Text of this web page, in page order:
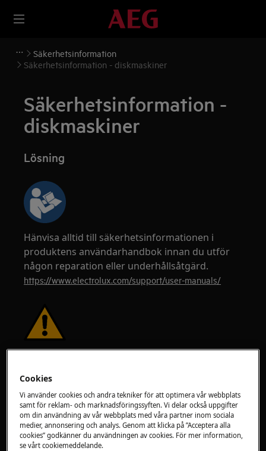
Säkerhetsinformation
Säkerhetsinformation - diskmaskiner
Säkerhetsinformation -
diskmaskiner
Lösning
Hänvisa alltid till säkerhetsinformationen i
produktens användarhandbok innan du utför
någon reparation eller underhållsåtgärd.
https://www.electrolux.com/support/user-manuals/
VARNING!RISK FÖR ELEKTRISK STÖT
Innan någon reparation eller underhållsåtgärd,
inaktivera apparaten och koppla bort
stickkontakten från vägguttaget.
Cookies
Vi använder cookies och andra tekniker för att optimera vår webbplats
samt för reklam- och marknadsföringssyften. Vi delar också uppgifter
om din användning av vår webbplats med våra partner inom sociala
medier, annonsering och analys. Genom att klicka på ”Acceptera alla
cookies” godkänner du användningen av cookies. För mer information,
se vårt cookiemeddelande.